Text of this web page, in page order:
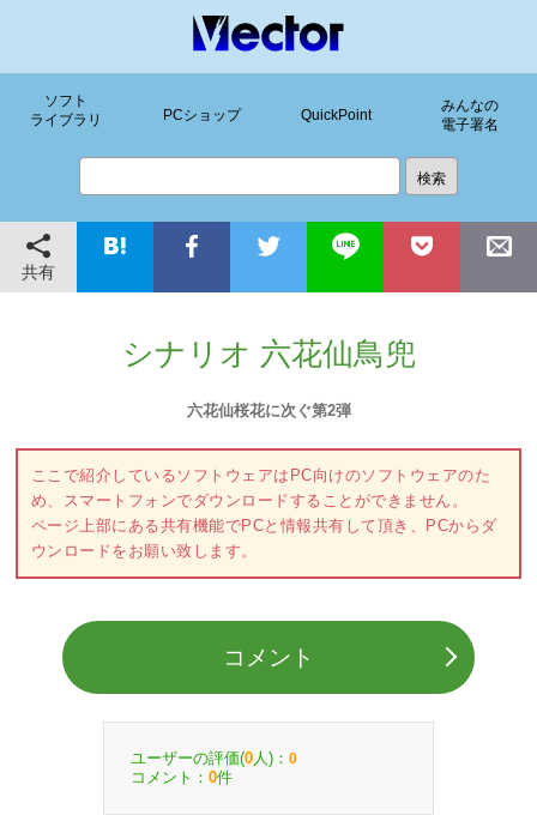
ソフト
ライブラリ
PCショップ QuickPoint
みんなの
電子署名
共有
シナリオ 六花仙鳥兜
六花仙桜花に次ぐ第2弾
ここで紹介しているソフトウェアはPC向けのソフトウェアのた
め、スマートフォンでダウンロードすることができません。
ページ上部にある共有機能でPCと情報共有して頂き、PCからダ
ウンロードをお願い致します。
コメント
ユーザーの評価(0 人)： 0
コメント： 0件